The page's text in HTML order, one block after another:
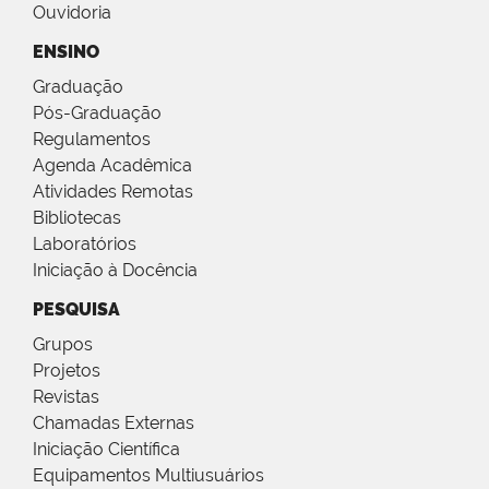
Ouvidoria
ENSINO
Graduação
Pós-Graduação
Regulamentos
Agenda Acadêmica
Atividades Remotas
Bibliotecas
Laboratórios
Iniciação à Docência
PESQUISA
Grupos
Projetos
Revistas
Chamadas Externas
Iniciação Científica
Equipamentos Multiusuários